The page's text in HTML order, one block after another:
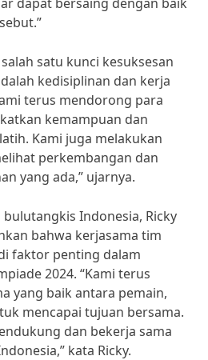
satu kunci kesuksesan
kedisiplinan dan kerja
terus mendorong para
kemampuan dan
Kami juga melakukan
perkembangan dan
yang ada,” ujarnya.
Indonesia, Ricky
bahwa kerjasama tim
faktor penting dalam
2024. “Kami terus
yang baik antara pemain,
mencapai tujuan bersama.
dan bekerja sama
kata Ricky.